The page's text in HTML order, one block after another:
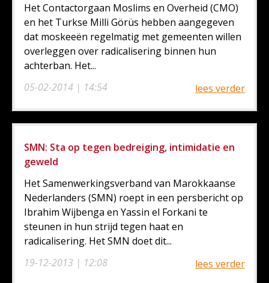
05-02-2014 | 14:54
Het Contactorgaan Moslims en Overheid (CMO)
en het Turkse Milli Görüs hebben aangegeven
dat moskeeën regelmatig met gemeenten willen
overleggen over radicalisering binnen hun
achterban. Het...
lees verder
SMN: Sta op tegen bedreiging, intimidatie en
geweld
19-12-2013 | 12:08
Het Samenwerkingsverband van Marokkaanse
Nederlanders (SMN) roept in een persbericht op
Ibrahim Wijbenga en Yassin el Forkani te
steunen in hun strijd tegen haat en
radicalisering. Het SMN doet dit...
lees verder